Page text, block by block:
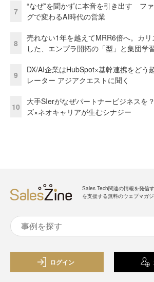
7
“なぜ”を聞かずに本音を引き出す フ
グで変わるAI時代の営業
8
売れない1年を越えてMRR6倍へ。カ
した、エンプラ開拓の「型」と集団学
9
DX/AI企業はHubSpot×基幹連携をどう
レーター アジアクエストに聞く
10
大手SIerがなぜパートナービジネスを
ズ×ネオキャリアが生むシナジー
Sales Tech関連の情報を発信
を支援する無料のウェブマガジ
ログイン